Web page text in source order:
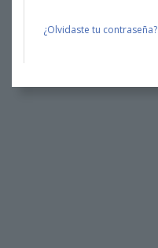
¿Olvidaste tu contraseña?